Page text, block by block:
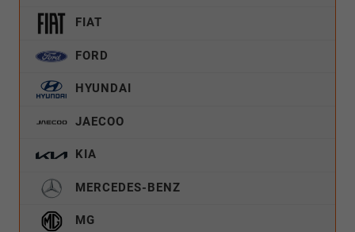
FIAT
FORD
HYUNDAI
JAECOO
KIA
MERCEDES-BENZ
MG